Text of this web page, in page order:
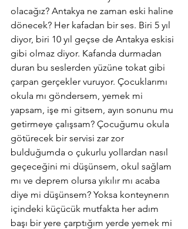
olacağız? Antakya ne zaman eski haline
dönecek? Her kafadan bir ses. Biri 5 yıl
diyor, biri 10 yıl geçse de Antakya eskisi
gibi olmaz diyor. Kafanda durmadan
duran bu seslerden yüzüne tokat gibi
çarpan gerçekler vuruyor. Çocuklarımı
okula mı göndersem, yemek mi
yapsam, işe mi gitsem, ayın sonunu mu
getirmeye çalışsam? Çocuğumu okula
götürecek bir servisi zar zor
bulduğumda o çukurlu yollardan nasıl
geçeceğini mi düşünsem, okul sağlam
mı ve deprem olursa yıkılır mı acaba
diye mi düşünsem? Yoksa konteynerın
içindeki küçücük mutfakta her adım
başı bir yere çarptığım yerde yemek mi